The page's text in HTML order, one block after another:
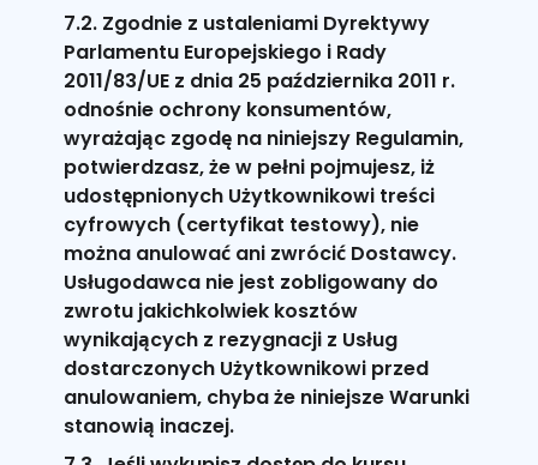
7.2. Zgodnie z ustaleniami Dyrektywy
Parlamentu Europejskiego i Rady
2011/83/UE z dnia 25 października 2011 r.
odnośnie ochrony konsumentów,
wyrażając zgodę na niniejszy Regulamin,
potwierdzasz, że w pełni pojmujesz, iż
udostępnionych Użytkownikowi treści
cyfrowych (certyfikat testowy), nie
można anulować ani zwrócić Dostawcy.
Usługodawca nie jest zobligowany do
zwrotu jakichkolwiek kosztów
wynikających z rezygnacji z Usług
dostarczonych Użytkownikowi przed
anulowaniem, chyba że niniejsze Warunki
stanowią inaczej.